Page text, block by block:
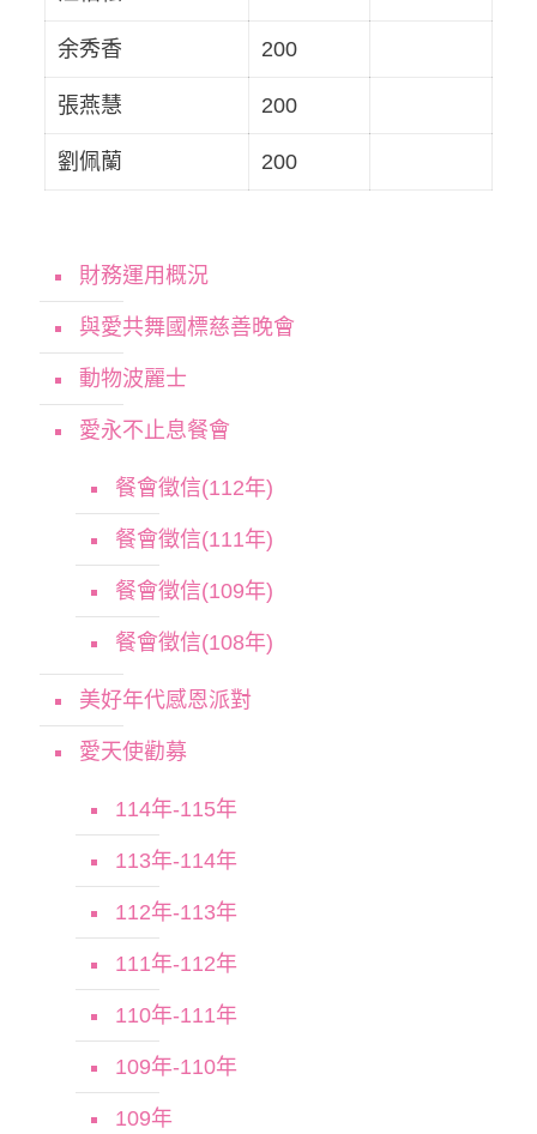
余秀香 200
張燕慧 200
劉佩蘭 200
財務運用概況
與愛共舞國標慈善晚會
動物波麗士
愛永不止息餐會
餐會徵信(112年)
餐會徵信(111年)
餐會徵信(109年)
餐會徵信(108年)
美好年代感恩派對
愛天使勸募
114年-115年
113年-114年
112年-113年
111年-112年
110年-111年
109年-110年
109年